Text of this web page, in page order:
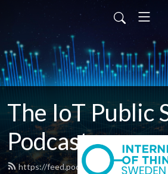
The IoT Public
Podcast
https://feed.podbean.com/iotsweden/